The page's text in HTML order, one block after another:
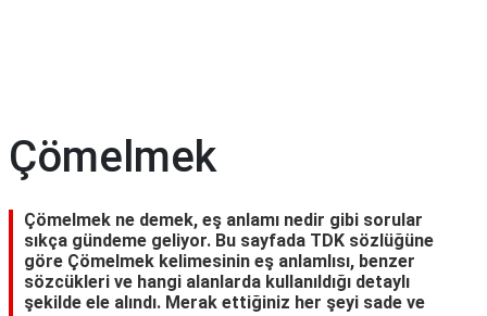
Çömelmek
Çömelmek ne demek, eş anlamı nedir gibi sorular
sıkça gündeme geliyor. Bu sayfada TDK sözlüğüne
göre Çömelmek kelimesinin eş anlamlısı, benzer
sözcükleri ve hangi alanlarda kullanıldığı detaylı
şekilde ele alındı. Merak ettiğiniz her şeyi sade ve